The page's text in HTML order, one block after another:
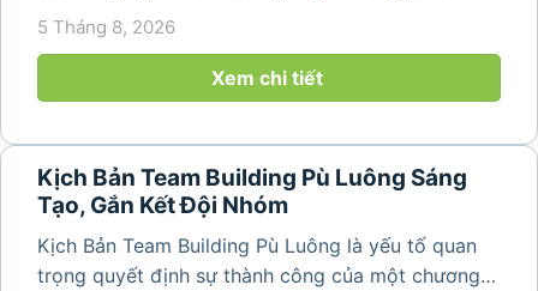
nhân viên và xây dựng tinh thần đồng đội trong
núi rừng hùng vĩ, không khí...
5 Tháng 8, 2026
Xem chi tiết
Kịch Bản Team Building Pù Luông Sáng
Tạo, Gắn Kết Đội Nhóm
Kịch Bản Team Building Pù Luông là yếu tố quan
trọng quyết định sự thành công của một chương